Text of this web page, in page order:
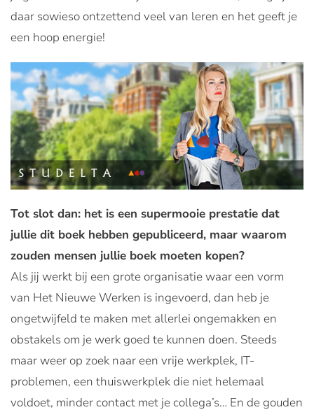
daar sowieso ontzettend veel van leren en het geeft je
een hoop energie!
Tot slot dan: het is een supermooie prestatie dat
jullie dit boek hebben gepubliceerd, maar waarom
zouden mensen jullie boek moeten kopen?
Als jij werkt bij een grote organisatie waar een vorm
van Het Nieuwe Werken is ingevoerd, dan heb je
ongetwijfeld te maken met allerlei ongemakken en
obstakels om je werk goed te kunnen doen. Steeds
maar weer op zoek naar een vrije werkplek, IT-
problemen, een thuiswerkplek die niet helemaal
voldoet, minder contact met je collega’s… En de gouden